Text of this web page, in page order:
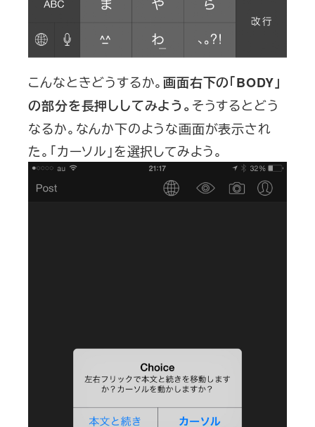
こんなときどうするか。画面右下の「BODY」
の部分を長押ししてみよう。そうするとどう
なるか。なんか下のような画面が表示され
た。「カーソル」を選択してみよう。